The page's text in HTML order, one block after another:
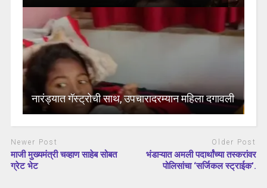
नारंड्यात गॅस्ट्रोची साथ, उपचारादरम्यान महिला दगावली
Newer Post
माजी मुख्यमंत्री चव्हाण साहेब सोबत
ग्रेट भेट
Older Post
भंडाऱ्यात अमली पदार्थांच्या तस्करांवर
पोलिसांचा ‘सर्जिकल स्ट्राईक’.